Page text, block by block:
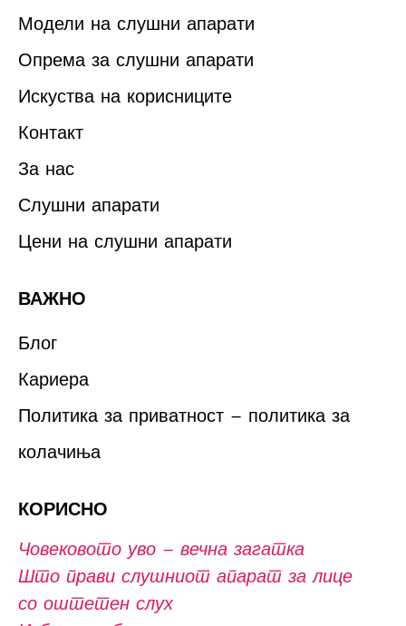
Модели на слушни апарати
Опрема за слушни апарати
Искуства на корисниците
Контакт
За нас
Слушни апарати
Цени на слушни апарати
ВАЖНО
Блог
Кариера
Политика за приватност – политика за
колачиња
КОРИСНО
Човековото уво – вечна загатка
Што прави слушниот апарат за лице
со оштетен слух